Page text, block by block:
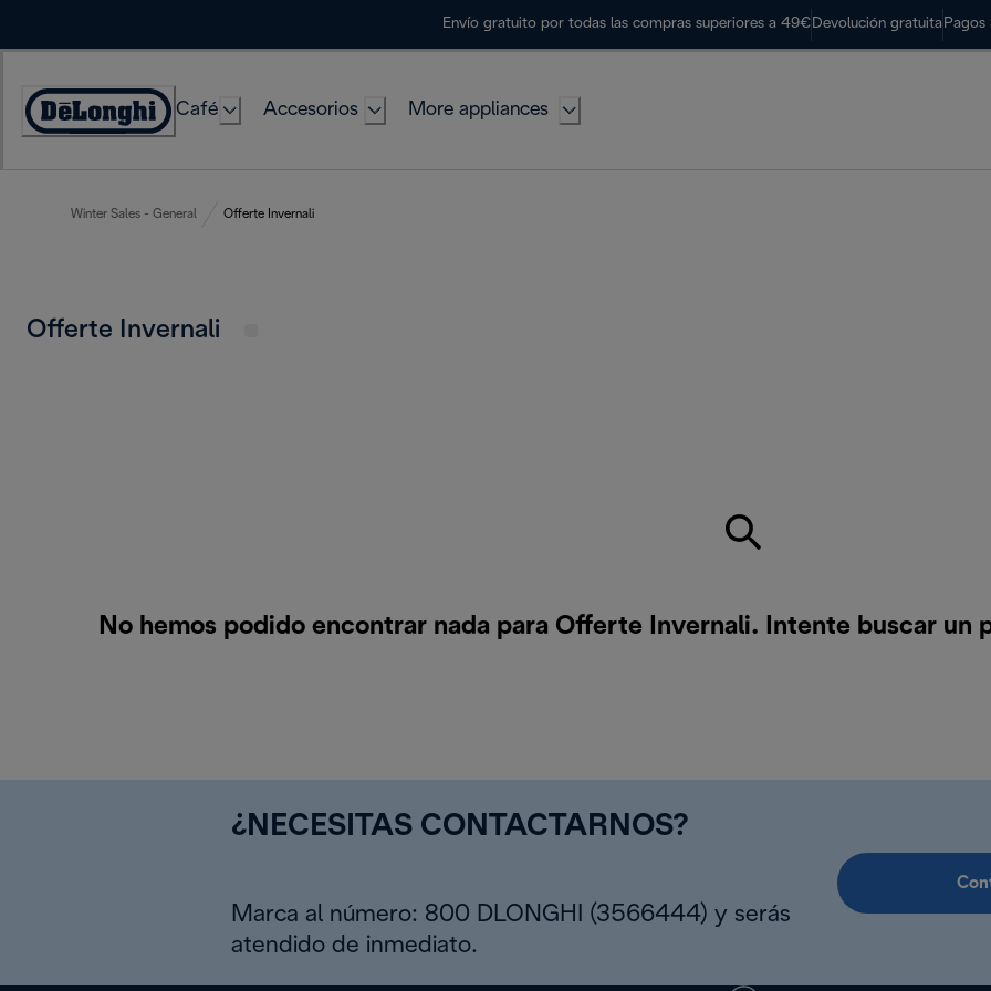
Envío gratuito por todas las compras superiores a 49€ Devolución gratuita Pagos
Accessibility
Café Accesorios More appliances
Winter Sales - General Offerte Invernali
Offerte Invernali
No hemos podido encontrar nada para Offerte Invernali. Intente buscar un
¿NECESITAS CONTACTARNOS?
Marca al número: 800 DLONGHI (3566444) y serás
atendido de inmediato.